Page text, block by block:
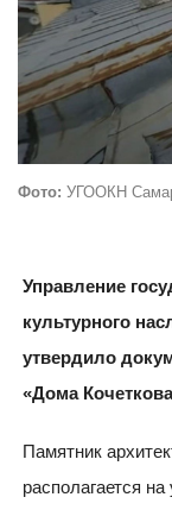
Фото: УГООКН
Управление
культурного
утвердило
«Дома
Памятник
располагается